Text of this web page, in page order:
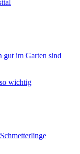
gut im Garten sind
wichtig